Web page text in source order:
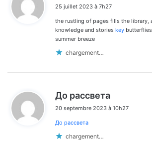
t
:
25 juillet 2023 à 7h27
the rustling of pages fills the library,
knowledge and stories key
summer breeze
chargement…
До рассвета
t
20 septembre 2023 à 10h27
До рассвета
chargement…